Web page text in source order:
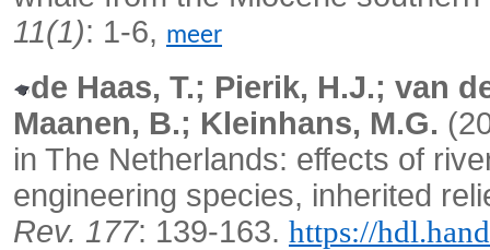
11(1): 1-6, meer
de Haas, T.; Pierik, H.J.; van
Maanen, B.; Kleinhans, M.G.
in The Netherlands: effects of
engineering species, inherited
Rev. 177: 139-163. https://